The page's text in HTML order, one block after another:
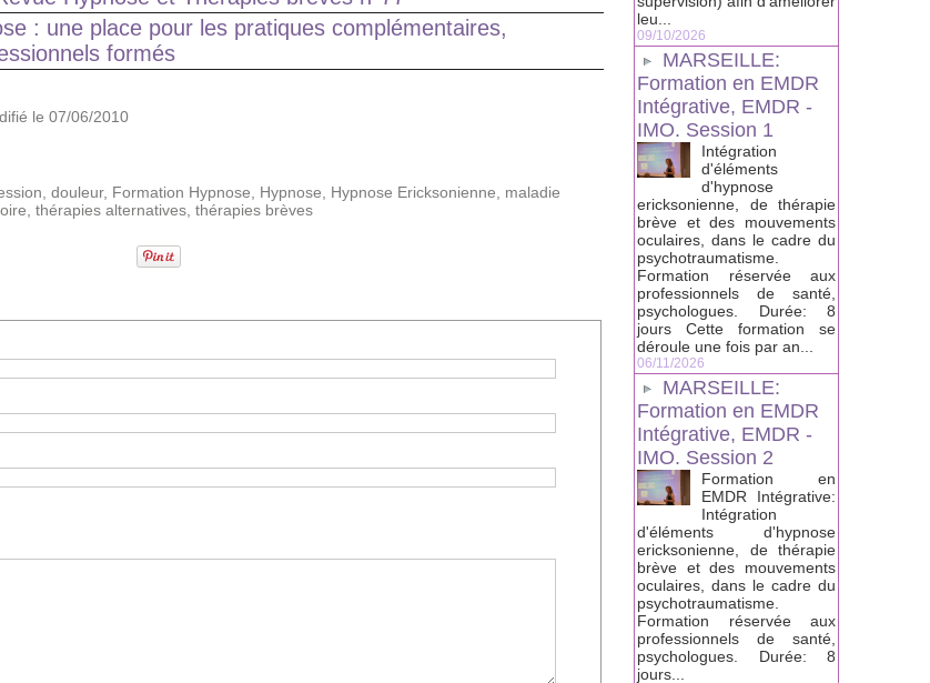
: une place pour les pratiques complémentaires,
formés
le 07/06/2010
douleur, Formation Hypnose Hypnose Hypnose Ericksonienne
maladie
thérapies alternatives thérapies brèves
leu...
09/10/2026
MARSEILLE:
Formation en EMDR
Intégrative, EMDR -
IMO. Session 1
Intégration
d'éléments
d'hypnose
ericksonienne, de thérapie
brève et des mouvements
oculaires, dans le cadre du
psychotraumatisme.
Formation réservée aux
professionnels de santé,
psychologues. Durée: 8
jours Cette formation se
déroule une fois par an...
06/11/2026
MARSEILLE:
Formation en EMDR
Intégrative, EMDR -
IMO. Session 2
Formation en
EMDR Intégrative:
Intégration
d'éléments d'hypnose
ericksonienne, de thérapie
brève et des mouvements
oculaires, dans le cadre du
psychotraumatisme.
Formation réservée aux
professionnels de santé,
psychologues. Durée: 8
jours...